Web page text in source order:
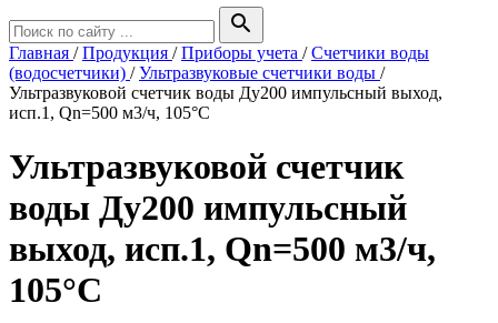
search
Главная /Продукция /Приборы учета /Счетчики воды
(водосчетчики) /Ультразвуковые счетчики воды /
Ультразвуковой счетчик воды Ду200 импульсный выход,
исп.1, Qn=500 м3/ч, 105°C
Ультразвуковой счетчик
воды Ду200 импульсный
выход, исп.1, Qn=500 м3/ч,
105°C